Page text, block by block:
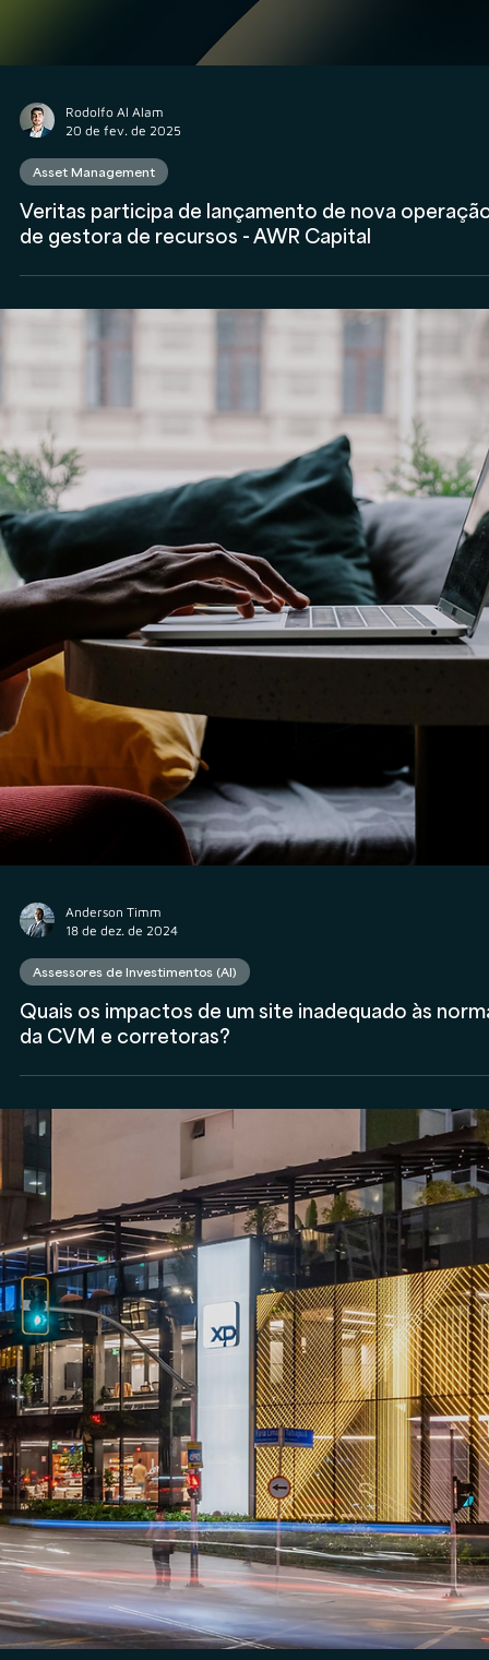
5 recomendações de Compliance para um novo
escritório de Consultoria de Investimentos
Rodolfo Al Alam
20 de fev. de 2025
Veritas participa de lançamento de nova